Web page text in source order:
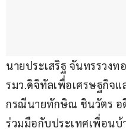
นายประเสริฐ จันทรรวงท
รมว.ดิจิทัลเพื่อเศรษฐกิจ
กรณีนายทักษิณ ชินวัตร อ
ร่วมมือกับประเทศเพื่อนบ้